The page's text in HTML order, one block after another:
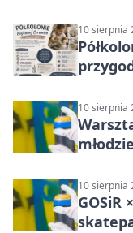
10 sierpnia
10 sierpnia
10 sierpnia
GOSiR